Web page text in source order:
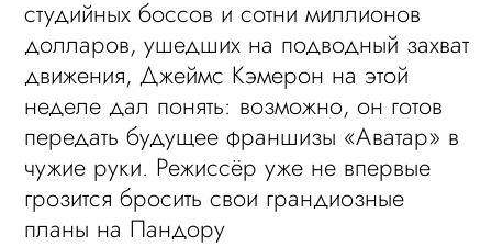
студийных боссов и сотни миллионов
долларов, ушедших на подводный захват
движения, Джеймс Кэмерон на этой
неделе дал понять: возможно, он готов
передать будущее франшизы «Аватар» в
чужие руки. Режиссёр уже не впервые
грозится бросить свои грандиозные
планы на Пандору